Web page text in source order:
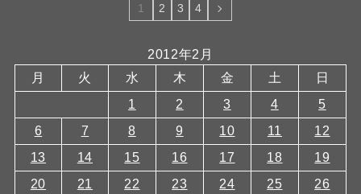
1 2 3 4
2012年2月
月
火 水 木 金 土
日
1
2 3 4
5
6
7 8 9 10 11
12
13
14 15 16 17 18
19
20
21 22 23 24 25 26